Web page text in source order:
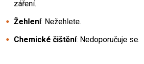
záření.
Žehlení: Nežehlete.
Chemické čištění: Nedoporučuje se.